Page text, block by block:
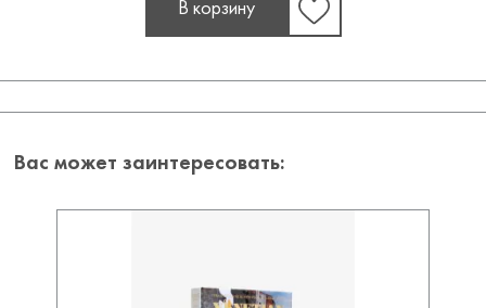
В корзину
Вас может заинтересовать: